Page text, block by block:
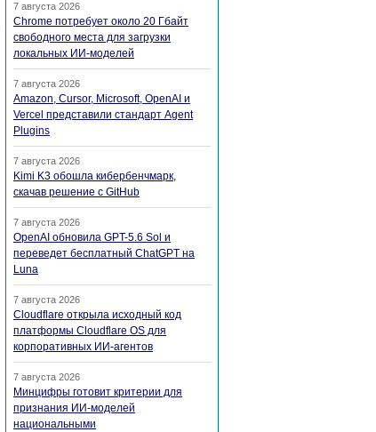
7 августа 2026
Chrome потребует около 20 Гбайт
свободного места для загрузки
локальных ИИ-моделей
7 августа 2026
Amazon, Cursor, Microsoft, OpenAI и
Vercel представили стандарт Agent
Plugins
7 августа 2026
Kimi K3 обошла кибербенчмарк,
скачав решение с GitHub
7 августа 2026
OpenAI обновила GPT-5.6 Sol и
переведет бесплатный ChatGPT на
Luna
7 августа 2026
Cloudflare открыла исходный код
платформы Cloudflare OS для
корпоративных ИИ-агентов
7 августа 2026
Минцифры готовит критерии для
признания ИИ-моделей
национальными